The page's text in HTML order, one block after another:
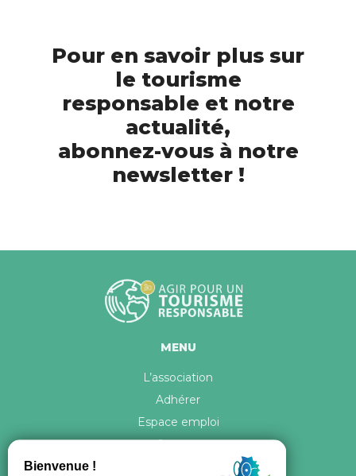
Pour en savoir plus sur
le tourisme
responsable et notre
actualité,
abonnez-vous à notre
newsletter !
MENU
L’association
Adhérer
Espace emploi
Contact